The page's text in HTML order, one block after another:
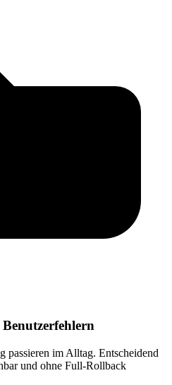
passieren im Alltag. Entscheidend
und ohne Full-Rollback